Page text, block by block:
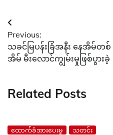
Post
navigation
Previous:
သခင်မြပန်းခြံအနီး နေအိမ်တစ်
အိမ် မီးလောင်ကျွမ်းမှုဖြစ်ပွားခဲ့
Related Posts
ထောက်ခံအားပေးမှု သတင်း